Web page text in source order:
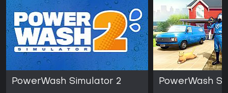
PowerWash Simulator 2 PowerWash